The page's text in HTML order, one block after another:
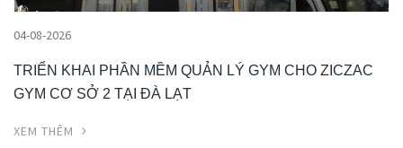
04-08-2026
TRIỂN KHAI PHẦN MỀM QUẢN LÝ GYM CHO ZICZAC
GYM CƠ SỞ 2 TẠI ĐÀ LẠT
XEM THÊM